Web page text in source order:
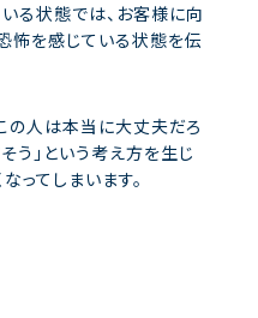
る状態では、お客様に向
怖を感じている状態を伝
の人は本当に大丈夫だろ
う」という考え方を生じ
ってしまいます。